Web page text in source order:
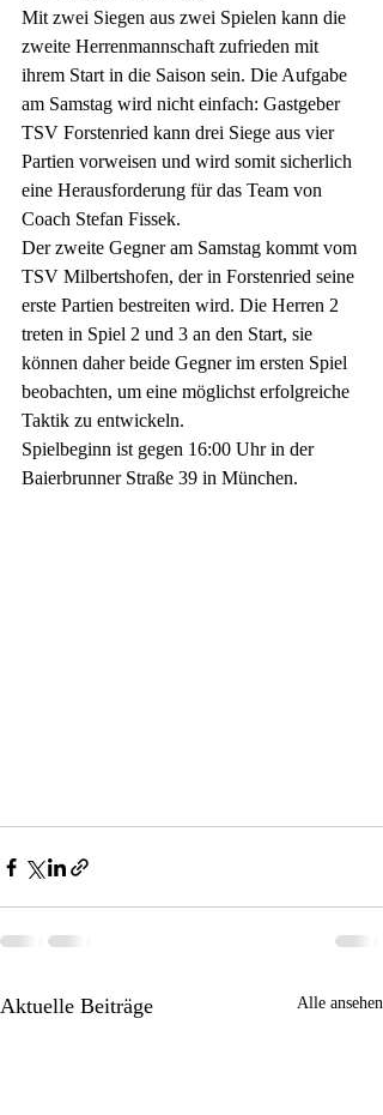
Mit zwei Siegen aus zwei Spielen kann die
zweite Herrenmannschaft zufrieden mit
ihrem Start in die Saison sein. Die Aufgabe
am Samstag wird nicht einfach: Gastgeber
TSV Forstenried kann drei Siege aus vier
Partien vorweisen und wird somit sicherlich
eine Herausforderung für das Team von
Coach Stefan Fissek.
Der zweite Gegner am Samstag kommt vom
TSV Milbertshofen, der in Forstenried seine
erste Partien bestreiten wird. Die Herren 2
treten in Spiel 2 und 3 an den Start, sie
können daher beide Gegner im ersten Spiel
beobachten, um eine möglichst erfolgreiche
Taktik zu entwickeln.
Spielbeginn ist gegen 16:00 Uhr in der
Baierbrunner Straße 39 in München.
Aktuelle Beiträge Alle ansehen